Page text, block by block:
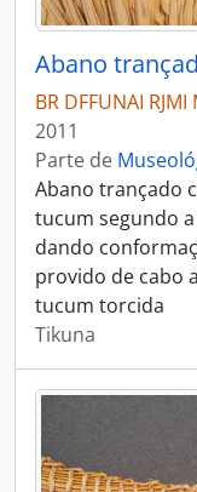
Abano
BR DFFUNAI
2011
Parte de
Abano trançado
tucum segundo
dando
provido de cabo
tucum torcida
Tikuna